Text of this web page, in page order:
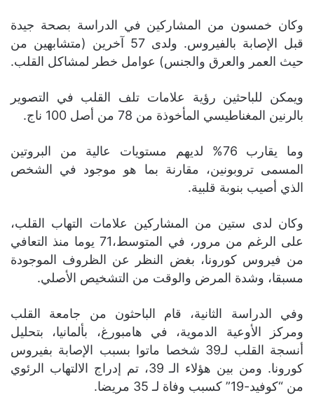
وكان خمسون من المشاركين في الدراسة بصحة جيدة
قبل الإصابة بالفيروس. ولدى 57 آخرين (متشابهين من
حيث العمر والعرق والجنس) عوامل خطر لمشاكل القلب.
ويمكن للباحثين رؤية علامات تلف القلب في التصوير
بالرنين المغناطيسي المأخوذة من 78 من أصل 100 ناج.
وما يقارب 76% لديهم مستويات عالية من البروتين
المسمى تروبونين، مقارنة بما هو موجود في الشخص
الذي أصيب بنوبة قلبية.
وكان لدى ستين من المشاركين علامات التهاب القلب،
على الرغم من مرور، في المتوسط،​​71 يوما منذ التعافي
من فيروس كورونا، بغض النظر عن الظروف الموجودة
مسبقا، وشدة المرض والوقت من التشخيص الأصلي.
وفي الدراسة الثانية، قام الباحثون من جامعة القلب
ومركز الأوعية الدموية، في هامبورغ، بألمانيا، بتحليل
أنسجة القلب لـ39 شخصا ماتوا بسبب الإصابة بفيروس
كورونا. ومن بين هؤلاء الـ 39، تم إدراج الالتهاب الرئوي
من “كوفيد-19” كسبب وفاة لـ 35 مريضا.